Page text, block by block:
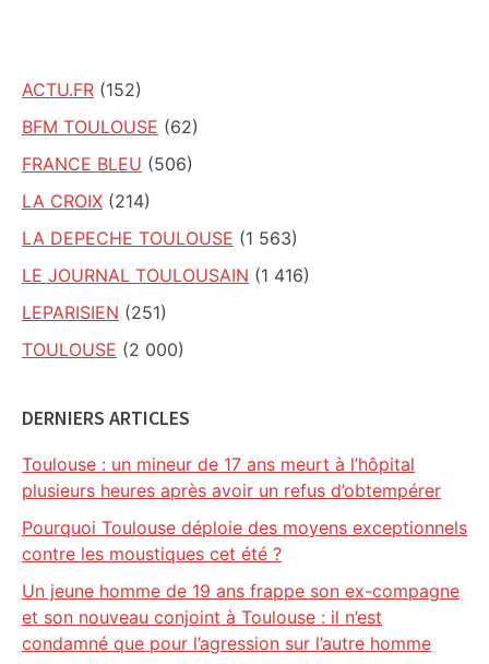
ACTU.FR (152)
BFM TOULOUSE (62)
FRANCE BLEU (506)
LA CROIX (214)
LA DEPECHE TOULOUSE (1 563)
LE JOURNAL TOULOUSAIN (1 416)
LEPARISIEN (251)
TOULOUSE (2 000)
DERNIERS ARTICLES
Toulouse : un mineur de 17 ans meurt à l’hôpital
plusieurs heures après avoir un refus d’obtempérer
Pourquoi Toulouse déploie des moyens exceptionnels
contre les moustiques cet été ?
Un jeune homme de 19 ans frappe son ex-compagne
et son nouveau conjoint à Toulouse : il n’est
condamné que pour l’agression sur l’autre homme